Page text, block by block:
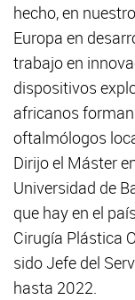
hecho, en
Europa en
trabajo en
dispositivos
africanos
oftalmólogos
Dirijo el Máster
Universidad de
que hay en el
Cirugía Plástica
sido Jefe del
hasta 2022.